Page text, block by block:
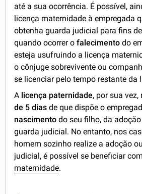
até a sua ocorrência. É possível,
licença maternidade à empregada
obtenha guarda judicial para fins
quando ocorrer ofalecimento do
esteja usufruindo a licença
o cônjuge sobrevivente ou
se licenciar pelo tempo restante da
A licença paternidade, por sua vez,
de 5 dias de que dispõe o
nascimentodo seu filho, da
guarda judicial. No entanto, nos
homem sozinho realize a adoção
judicial, é possível se beneficiar
maternidade.